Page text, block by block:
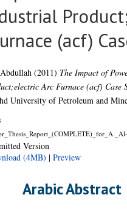
(acf)
(2011) The Impact of
Arc Furnace (acf) Case
University of Petroleum and
Version
(4MB) |Preview
Arabic Abstract